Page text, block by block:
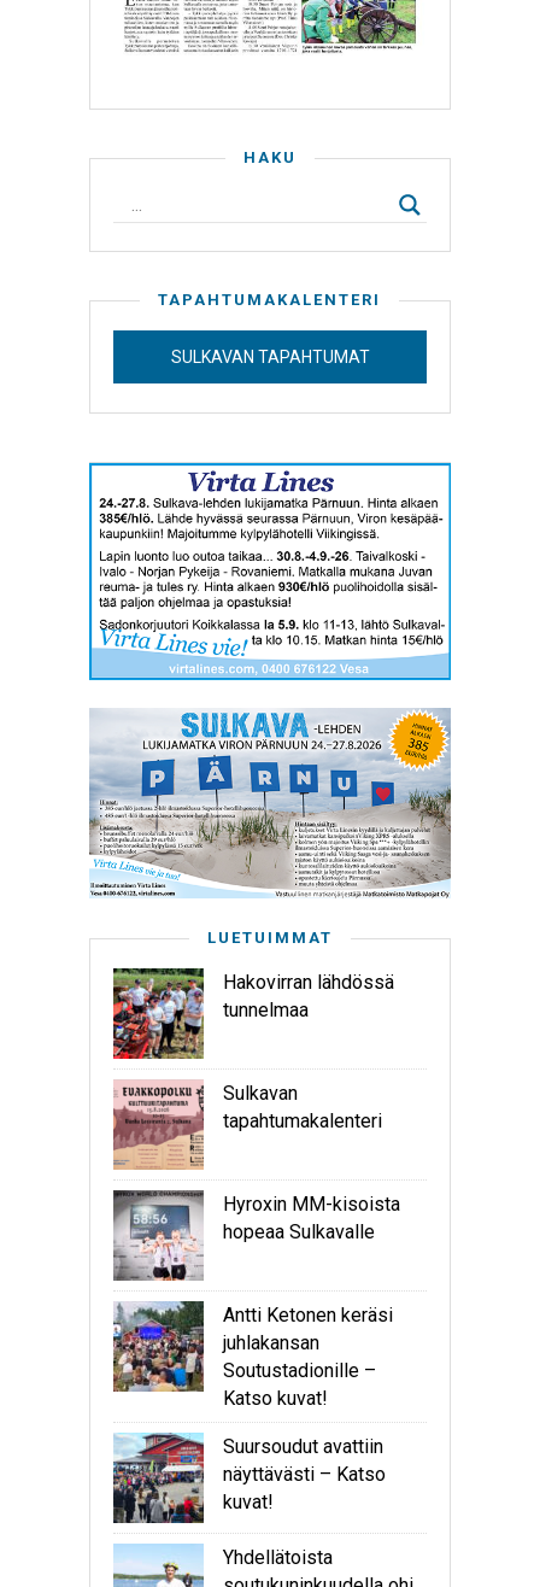
HAKU
TAPAHTUMAKALENTERI
SULKAVAN TAPAHTUMAT
LUETUIMMAT
Hakovirran lähdössä
tunnelmaa
Sulkavan
tapahtumakalenteri
Hyroxin MM-kisoista
hopeaa Sulkavalle
Antti Ketonen keräsi
juhlakansan
Soutustadionille –
Katso kuvat!
Suursoudut avattiin
näyttävästi – Katso
kuvat!
Yhdellätoista